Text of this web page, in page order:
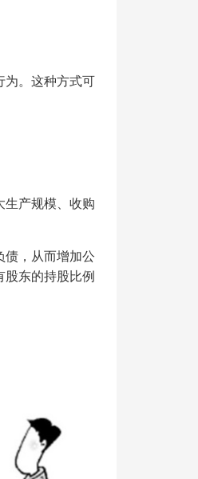
为。这种方式可
生产规模、收购
债，从而增加公
东的持股比例